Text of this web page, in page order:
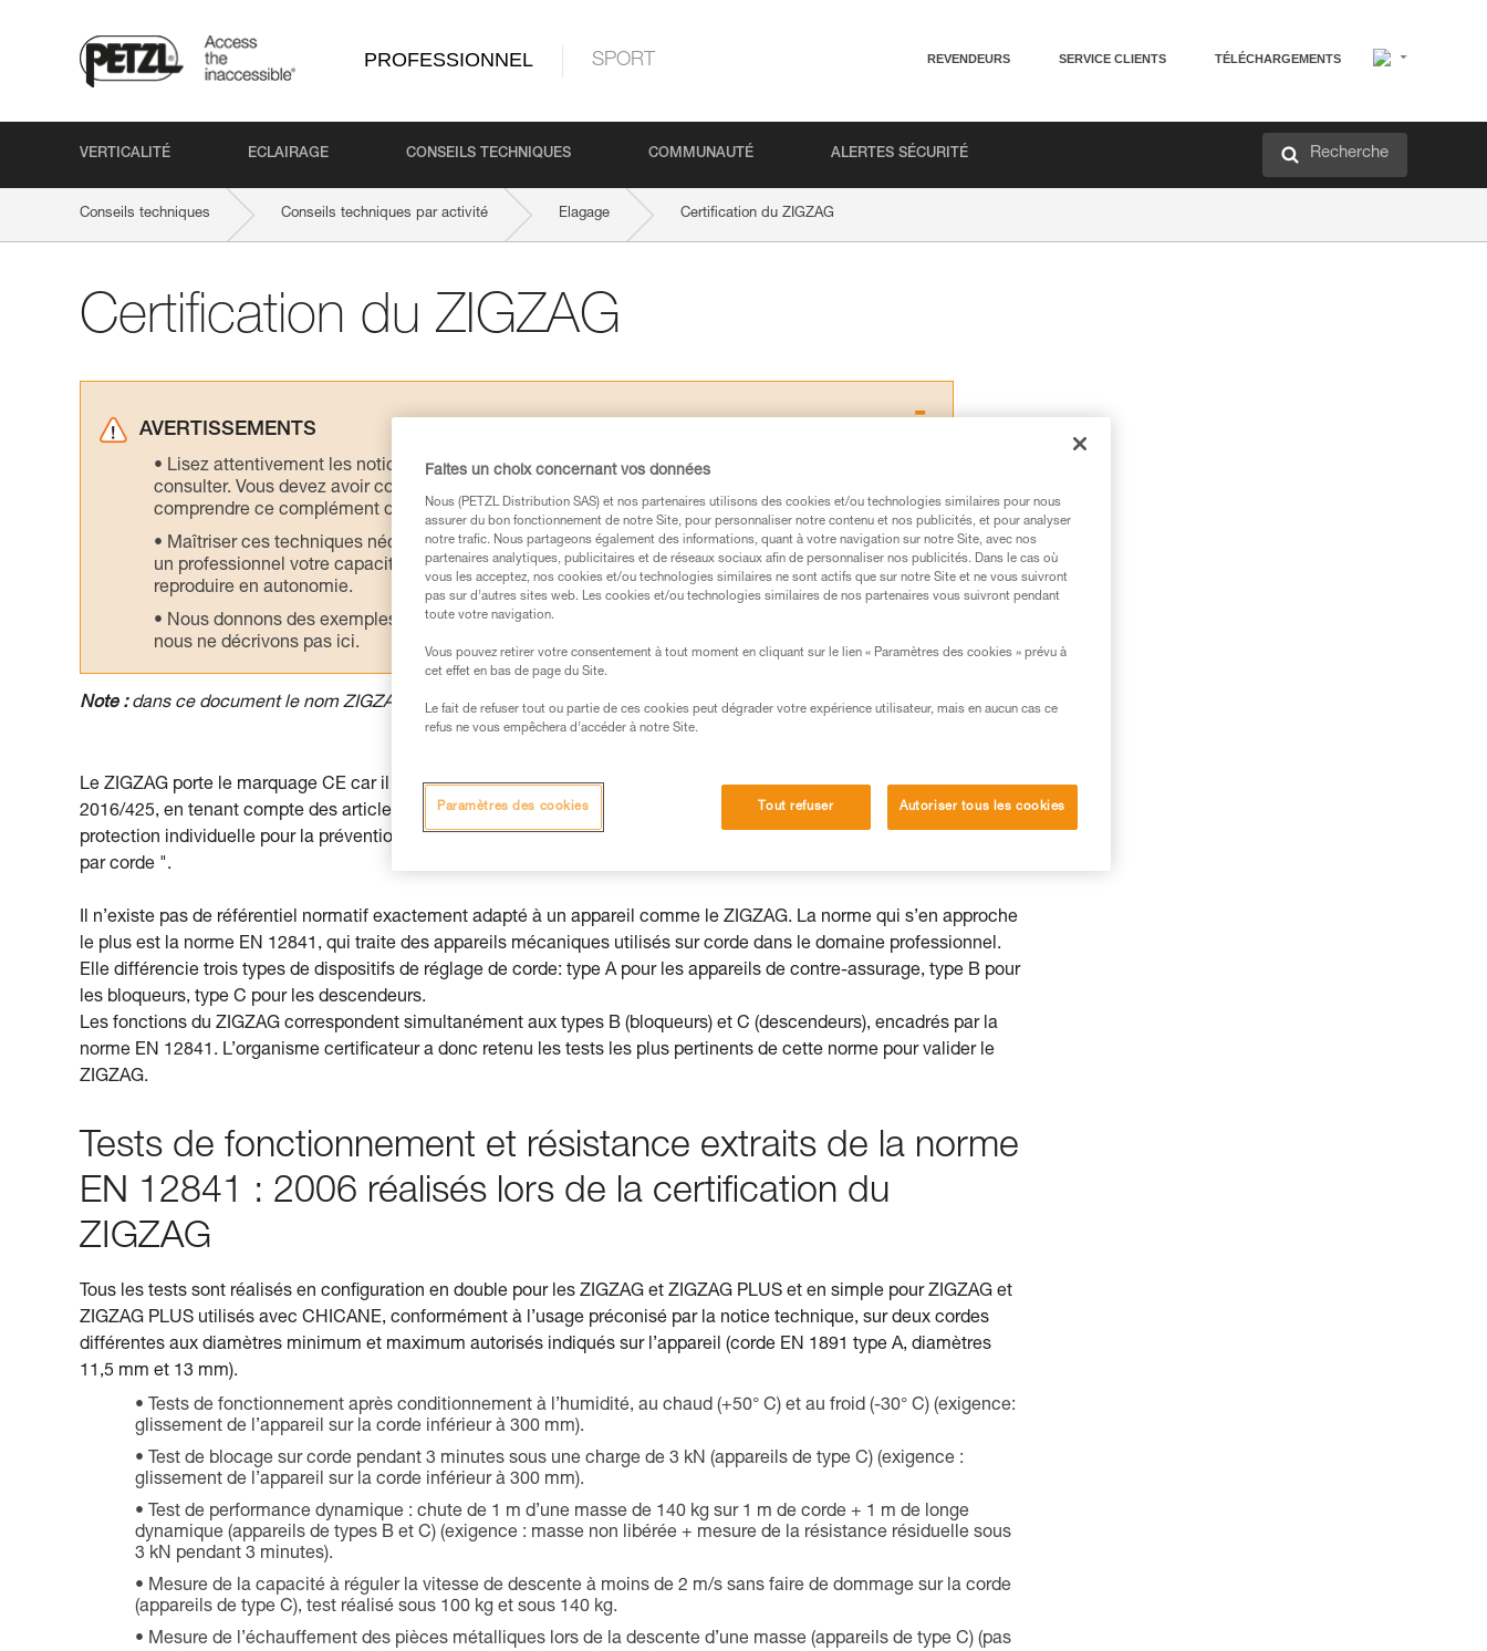
PROFESSIONNEL SPORT REVENDEURS SERVICE CLIENTS TÉLÉCHARGEMENTS
VERTICALITÉ ECLAIRAGE CONSEILS TECHNIQUES COMMUNAUTÉ ALERTES SÉCURITÉ Recherche
Conseils techniques Conseils techniques par activité Elagage Certification du ZIGZAG
Certification du ZIGZAG
AVERTISSEMENTS
Lisez attentivement les notices techniques des produits utilisés dans ce conseil avant de le
consulter. Vous devez avoir compris les informations de la notice technique pour pouvoir
comprendre ce complément d’informations.
Maîtriser ces techniques nécessite une formation et un entraînement spécifique. Validez avec
un professionnel votre capacité à refaire la manipulation, seul, en toute sécurité, avant de la
reproduire en autonomie.
Nous donnons des exemples de techniques liées à votre activité. Il peut en exister d’autres que
nous ne décrivons pas ici.
Note :dans ce document le nom ZIGZAG désigne indifféremment les modèles ZIGZAG ou ZIGZAG PLUS.
Le ZIGZAG porte le marquage CE car il a été certifié conformément aux exigences essentielles du règlement
2016/425, en tenant compte des articles pertinents de la norme européenne EN 12841 : 2006 "Équipement de
protection individuelle pour la prévention des chutes de hauteur et le maintien au poste de travail - Systèmes d'accès
par corde ".
Il n’existe pas de référentiel normatif exactement adapté à un appareil comme le ZIGZAG. La norme qui s’en approche
le plus est la norme EN 12841, qui traite des appareils mécaniques utilisés sur corde dans le domaine professionnel.
Elle différencie trois types de dispositifs de réglage de corde: type A pour les appareils de contre-assurage, type B pour
les bloqueurs, type C pour les descendeurs.
Les fonctions du ZIGZAG correspondent simultanément aux types B (bloqueurs) et C (descendeurs), encadrés par la
norme EN 12841. L’organisme certificateur a donc retenu les tests les plus pertinents de cette norme pour valider le
ZIGZAG.
Tests de fonctionnement et résistance extraits de la norme
EN 12841 : 2006 réalisés lors de la certification du
ZIGZAG
Tous les tests sont réalisés en configuration en double pour les ZIGZAG et ZIGZAG PLUS et en simple pour ZIGZAG et
ZIGZAG PLUS utilisés avec CHICANE, conformément à l’usage préconisé par la notice technique, sur deux cordes
différentes aux diamètres minimum et maximum autorisés indiqués sur l’appareil (corde EN 1891 type A, diamètres
11,5 mm et 13 mm).
Tests de fonctionnement après conditionnement à l’humidité, au chaud (+50° C) et au froid (-30° C) (exigence:
glissement de l’appareil sur la corde inférieur à 300 mm).
Test de blocage sur corde pendant 3 minutes sous une charge de 3 kN (appareils de type C) (exigence :
glissement de l’appareil sur la corde inférieur à 300 mm).
Test de performance dynamique : chute de 1 m d’une masse de 140 kg sur 1 m de corde + 1 m de longe
dynamique (appareils de types B et C) (exigence : masse non libérée + mesure de la résistance résiduelle sous
3 kN pendant 3 minutes).
Mesure de la capacité à réguler la vitesse de descente à moins de 2 m/s sans faire de dommage sur la corde
(appareils de type C), test réalisé sous 100 kg et sous 140 kg.
Mesure de l’échauffement des pièces métalliques lors de la descente d’une masse (appareils de type C) (pas
Faites un choix concernant vos données
Nous (PETZL Distribution SAS) et nos partenaires utilisons des cookies et/ou technologies similaires pour nous
assurer du bon fonctionnement de notre Site, pour personnaliser notre contenu et nos publicités, et pour analyser
notre trafic. Nous partageons également des informations, quant à votre navigation sur notre Site, avec nos
partenaires analytiques, publicitaires et de réseaux sociaux afin de personnaliser nos publicités. Dans le cas où
vous les acceptez, nos cookies et/ou technologies similaires ne sont actifs que sur notre Site et ne vous suivront
pas sur d’autres sites web. Les cookies et/ou technologies similaires de nos partenaires vous suivront pendant
toute votre navigation.
Vous pouvez retirer votre consentement à tout moment en cliquant sur le lien « Paramètres des cookies » prévu à
cet effet en bas de page du Site.
Le fait de refuser tout ou partie de ces cookies peut dégrader votre expérience utilisateur, mais en aucun cas ce
refus ne vous empêchera d’accéder à notre Site.
Tout refuser Autoriser tous les cookies
Paramètres des cookies